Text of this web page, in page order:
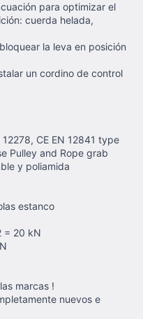
para optimizar el
cuerda helada,
la leva en posición
un cordino de control
CE EN 12841 type
Pulley and Rope grab
y poliamida
estanco
= 20 kN
marcas !
nuevos e